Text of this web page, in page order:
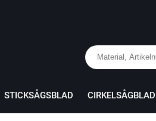
STICKSÅGSBLAD CIRKELSÅGBLAD